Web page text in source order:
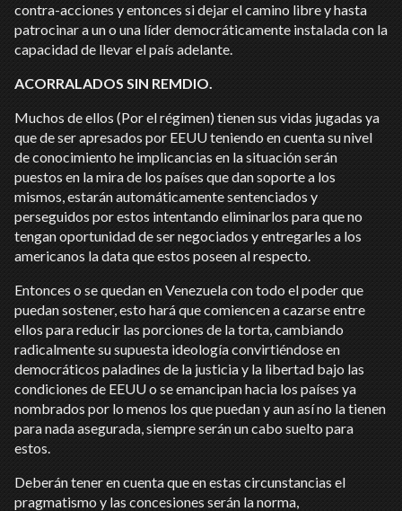
contra-acciones y entonces si dejar el camino libre y hasta
patrocinar a un o una líder democráticamente instalada con la
capacidad de llevar el país adelante.
ACORRALADOS SIN REMDIO.
Muchos de ellos (Por el régimen) tienen sus vidas jugadas ya
que de ser apresados por EEUU teniendo en cuenta su nivel
de conocimiento he implicancias en la situación serán
puestos en la mira de los países que dan soporte a los
mismos, estarán automáticamente sentenciados y
perseguidos por estos intentando eliminarlos para que no
tengan oportunidad de ser negociados y entregarles a los
americanos la data que estos poseen al respecto.
Entonces o se quedan en Venezuela con todo el poder que
puedan sostener, esto hará que comiencen a cazarse entre
ellos para reducir las porciones de la torta, cambiando
radicalmente su supuesta ideología convirtiéndose en
democráticos paladines de la justicia y la libertad bajo las
condiciones de EEUU o se emancipan hacia los países ya
nombrados por lo menos los que puedan y aun así no la tienen
para nada asegurada, siempre serán un cabo suelto para
estos.
Deberán tener en cuenta que en estas circunstancias el
pragmatismo y las concesiones serán la norma,